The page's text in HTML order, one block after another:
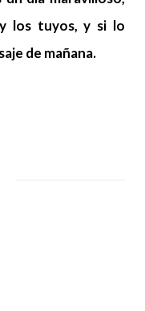
los tuyos, y si lo
de mañana.